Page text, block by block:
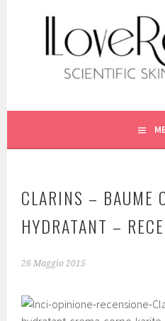
SCIENTIFIC SKINCARE
CLARINS – BAUME
HYDRATANT –
26 Maggio 2015